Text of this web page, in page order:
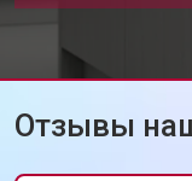
Корпусный ремонт
креплений, кнопок)
Ремонт платы
(восстановление)
Замена датчика
Отзывы